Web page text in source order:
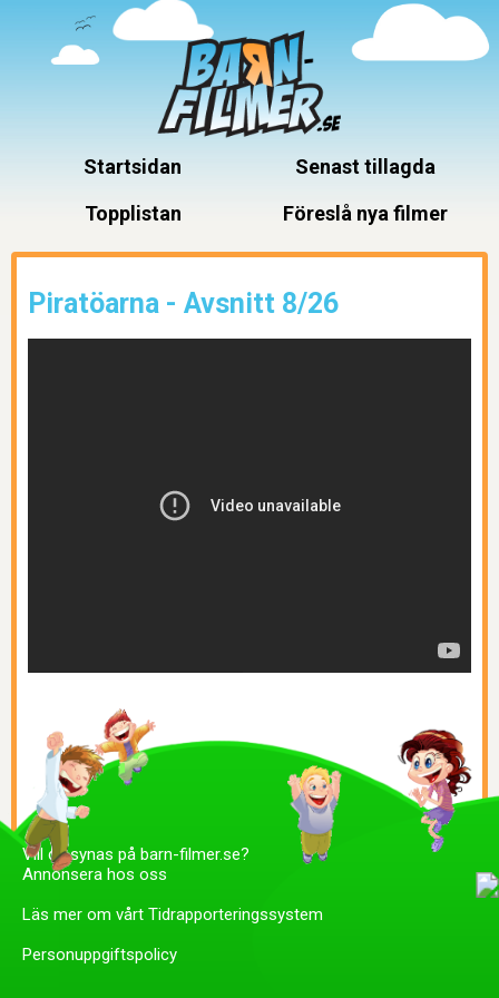
Startsidan
Senast tillagda
Topplistan
Föreslå nya filmer
Piratöarna - Avsnitt 8/26
Vill du synas på barn-filmer.se?
Annonsera hos oss
Läs mer om vårt Tidrapporteringssystem
Personuppgiftspolicy